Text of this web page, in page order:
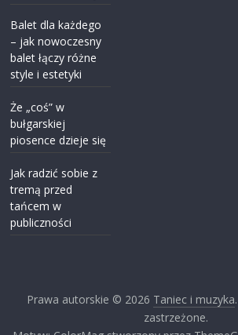
Balet dla każdego
– jak nowoczesny
balet łączy różne
style i estetyki
Że „coś” w
bułgarskiej
piosence dzieje się
Jak radzić sobie z
tremą przed
tańcem w
publiczności
Prawa autorskie © 2026 Taniec i muzyka
zastrzeżone.